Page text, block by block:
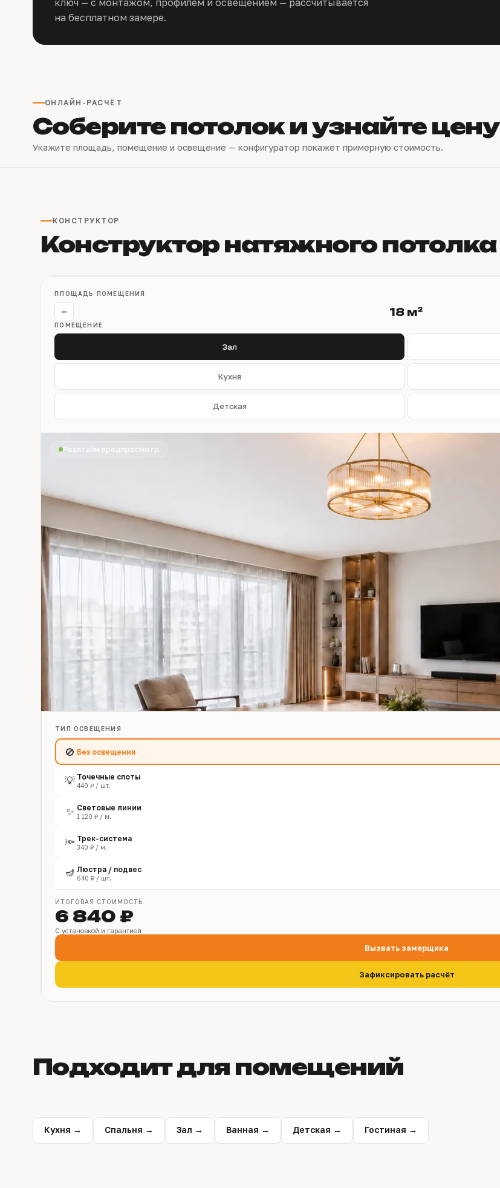
ключ — с монтажом, профилем и освещением — рассчитывается
на бесплатном замере.
ОНЛАЙН-РАСЧЁТ
Соберите потолок и узнайте цену
Укажите площадь, помещение и освещение — конфигуратор покажет примерную стоимость.
КОНСТРУКТОР
Конструктор натяжного потолка
ПЛОЩАДЬ ПОМЕЩЕНИЯ
− 18 м²
ПОМЕЩЕНИЕ
Зал
Кухня
Детская
Реалтайм предпросмотр
ТИП ОСВЕЩЕНИЯ
🚫 Без освещения
💡 Точечные споты
440 ₽ / шт.
✨ Световые линии
1 120 ₽ / м.
🔦 Трек-система
340 ₽ / м.
🪔 Люстра / подвес
640 ₽ / шт.
ИТОГОВАЯ СТОИМОСТЬ
6 840 ₽
С установкой и гарантией
Вызвать замерщика
Зафиксировать расчёт
Подходит для помещений
Кухня → Спальня → Зал → Ванная → Детская → Гостиная →